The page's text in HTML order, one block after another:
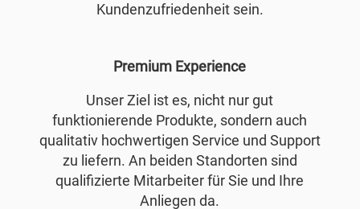
Kundenzufriedenheit sein.
Premium Experience
Unser Ziel ist es, nicht nur gut
funktionierende Produkte, sondern auch
qualitativ hochwertigen Service und Support
zu liefern. An beiden Standorten sind
qualifizierte Mitarbeiter für Sie und Ihre
Anliegen da.